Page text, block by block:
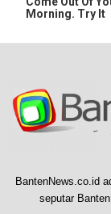
Morning. Try It
BantenNews.co.id
seputar